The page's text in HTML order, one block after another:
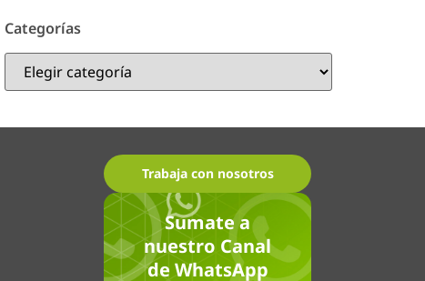
Categorías
Trabaja con nosotros
Sumate a
nuestro Canal
de WhatsApp